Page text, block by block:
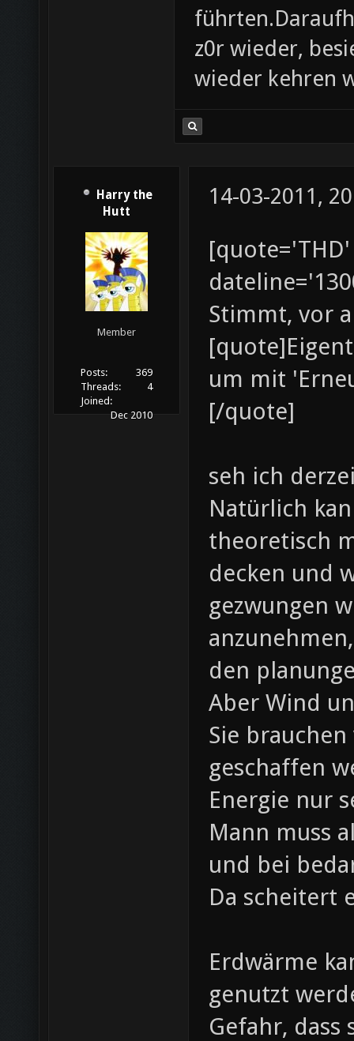
z0r wieder,
wieder kehren
Harry the
Hutt
Member
Posts:
369
Threads:
4
Joined:
Dec 2010
14-03-2011,
Stimmt, vor
um mit
[/quote]
seh ich
Natürlich
theoretisch
decken und
gezwungen
den
Aber Wind
Sie
geschaffen
Energie nur
Mann muss
und bei
Da scheitert
Erdwärme
genutzt
Gefahr, dass